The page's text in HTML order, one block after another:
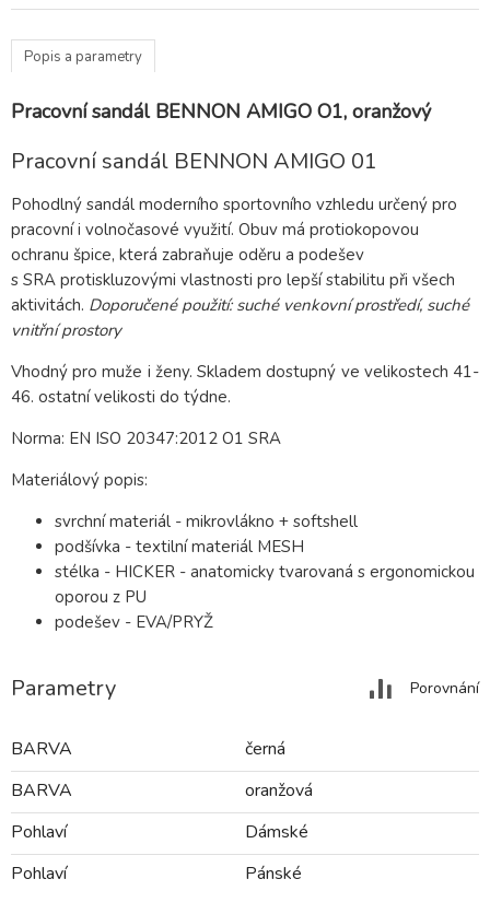
Popis a parametry
Pracovní sandál BENNON AMIGO O1, oranžový
Pracovní sandál BENNON AMIGO 01
Pohodlný sandál moderního sportovního vzhledu určený pro
pracovní i volnočasové využití. Obuv má protiokopovou
ochranu špice, která zabraňuje oděru a podešev
s SRA protiskluzovými vlastnosti pro lepší stabilitu při všech
aktivitách. Doporučené použití: suché venkovní prostředí, suché
vnitřní prostory
Vhodný pro muže i ženy. Skladem dostupný ve velikostech 41-
46. ostatní velikosti do týdne.
Norma: EN ISO 20347:2012 O1 SRA
Materiálový popis:
svrchní materiál - mikrovlákno + softshell
podšívka - textilní materiál MESH
stélka - HICKER - anatomicky tvarovaná s ergonomickou
oporou z PU
podešev - EVA/PRYŽ
Parametry Porovnání
BARVA
černá
BARVA
oranžová
Pohlaví
Dámské
Pohlaví
Pánské